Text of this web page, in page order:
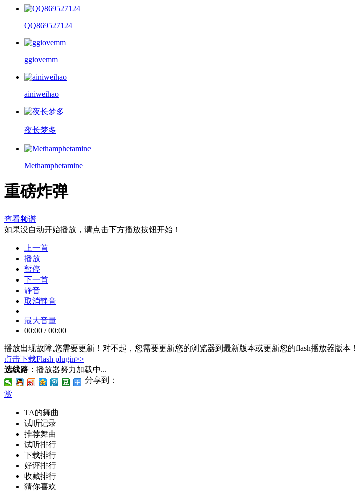
QQ869527124
ggiovemm
ainiweihao
夜长梦多
Methamphetamine
重磅炸弹
查看频谱
如果没自动开始播放，请点击下方播放按钮开始！
上一首
播放
暂停
下一首
静音
取消静音
最大音量
00:00 / 00:00
播放出现故障,您需要更新！ 对不起，您需要更新您的浏览器到最新版本或更新您的flash播放器版本！
点击下载Flash plugin>>
选线路： 播放器努力加载中...
分享到：
赏
TA的舞曲
试听记录
推荐舞曲
试听排行
下载排行
好评排行
收藏排行
猜你喜欢